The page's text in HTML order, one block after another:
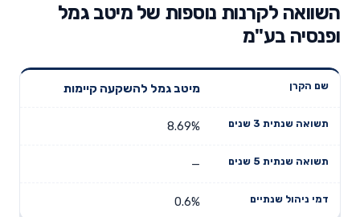
השוואה לקרנות נוספות של מיטב גמל
ופנסיה בע"מ
שנים
תשואה
מיטב גמל להשקעה קיימות
8.69%
—
0.6%